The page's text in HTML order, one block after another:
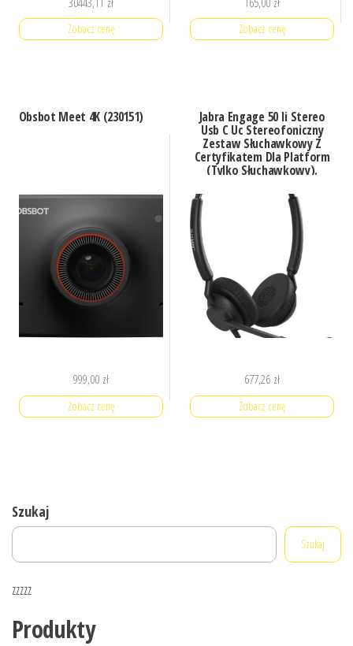
Zobacz cenę Zobacz cenę
Obsbot Meet 4K (230151)
999,00 zł
Zobacz cenę
Jabra Engage 50 Ii Stereo
Usb C Uc Stereofoniczny
Zestaw Słuchawkowy Z
Certyfikatem Dla Platform
(Tylko Słuchawkowy).
677,26 zł
Zobacz cenę
Szukaj
Szukaj
zzzzz
Produkty